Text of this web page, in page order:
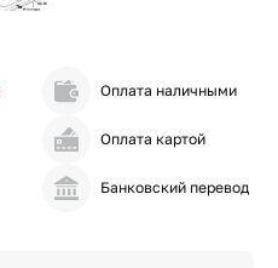
Оплата наличными
Оплата картой
Банковский перевод